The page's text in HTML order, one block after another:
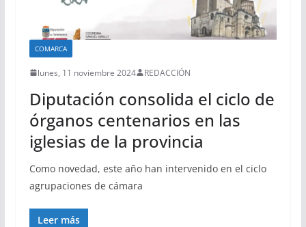
COMARCA
lunes, 11 noviembre 2024 REDACCIÓN
Diputación consolida el ciclo de
órganos centenarios en las
iglesias de la provincia
Como novedad, este año han intervenido en el ciclo
agrupaciones de cámara
Leer más